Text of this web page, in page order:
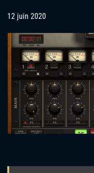
12 juin 2020